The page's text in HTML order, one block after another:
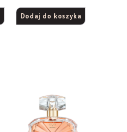
Dodaj do koszyka